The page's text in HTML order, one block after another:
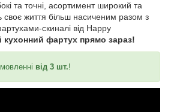
та точні, асортимент широкий та
своє життя більш насиченим разом з
скиналі від Happy
кухонний фартух прямо зараз!
від 3 шт.!